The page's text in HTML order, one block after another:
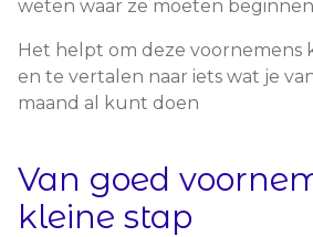
weten waar ze moeten
Het helpt om deze voornemens
en te vertalen naar iets wat je
maand al kunt doen
Van goed
kleine stap